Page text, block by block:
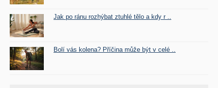
Jak po ránu rozhýbat ztuhlé tělo a kdy r ..
Bolí vás kolena? Příčina může být v celé ..